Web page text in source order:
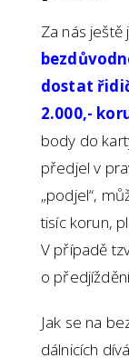
Za nás
dostat
2.000,-
body do
předjel v
„podjel“,
tisíc korun,
V případě
o
Jak se na
dálnicích